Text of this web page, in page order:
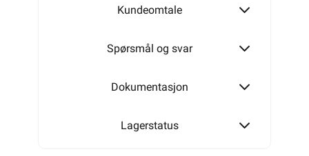
Kundeomtale
Spørsmål og svar
Dokumentasjon
Lagerstatus